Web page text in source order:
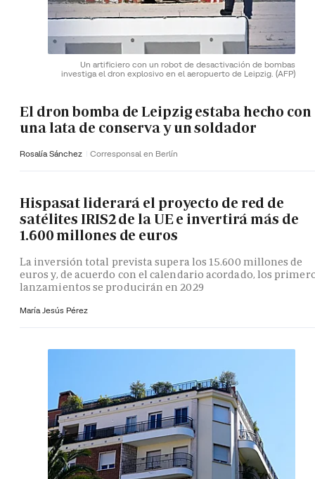
Un artificiero con un robot de desactivación de bombas
investiga el dron explosivo en el aeropuerto de Leipzig. (AFP)
El dron bomba de Leipzig estaba hecho con
una lata de conserva y un soldador
Rosalía Sánchez Corresponsal en Berlín
Hispasat liderará el proyecto de red de
satélites IRIS2 de la UE e invertirá más de
1.600 millones de euros
La inversión total prevista supera los 15.600 millones de
euros y, de acuerdo con el calendario acordado, los
lanzamientos se producirán en 2029
María Jesús Pérez